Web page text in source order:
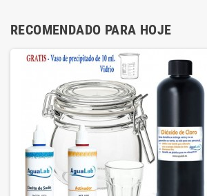
RECOMENDADO PARA HOJE